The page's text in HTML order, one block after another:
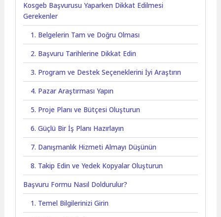
Kosgeb Başvurusu Yaparken Dikkat Edilmesi
Gerekenler
1. Belgelerin Tam ve Doğru Olması
2. Başvuru Tarihlerine Dikkat Edin
3. Program ve Destek Seçeneklerini İyi Araştırın
4. Pazar Araştırması Yapın
5. Proje Planı ve Bütçesi Oluşturun
6. Güçlü Bir İş Planı Hazırlayın
7. Danışmanlık Hizmeti Almayı Düşünün
8. Takip Edin ve Yedek Kopyalar Oluşturun
Başvuru Formu Nasıl Doldurulur?
1. Temel Bilgilerinizi Girin